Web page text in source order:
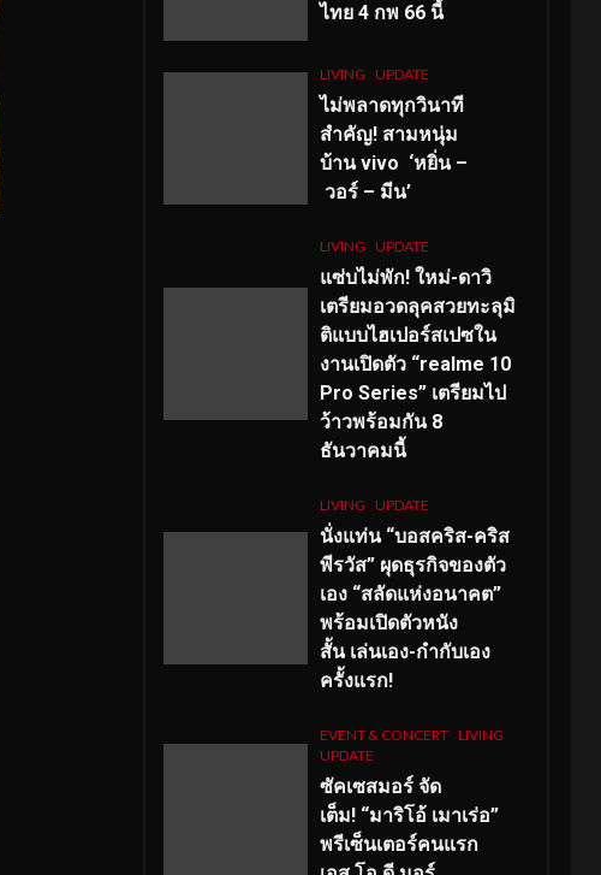
ไทย 4 กพ 66 นี้
LIVING UPDATE
ไม่พลาดทุกวินาที
สำคัญ! สามหนุ่ม
บ้าน vivo ‘หยิ่น –
วอร์ – มีน’
LIVING UPDATE
แซ่บไม่พัก! ใหม่-ดาวิ
เตรียมอวดลุคสวยทะลุมิ
ติแบบไฮเปอร์สเปซใน
งานเปิดตัว “realme 10
Pro Series” เตรียมไป
ว้าวพร้อมกัน 8
ธันวาคมนี้
LIVING UPDATE
นั่งแท่น “บอสคริส-คริส
พีรวัส” ผุดธุรกิจของตัว
เอง “สลัดแห่งอนาคต”
พร้อมเปิดตัวหนัง
สั้น เล่นเอง-กำกับเอง
ครั้งแรก!
EVENT & CONCERT LIVING
UPDATE
ซัคเซสมอร์ จัด
เต็ม! “มาริโอ้ เมาเร่อ”
พรีเซ็นเตอร์คนแรก